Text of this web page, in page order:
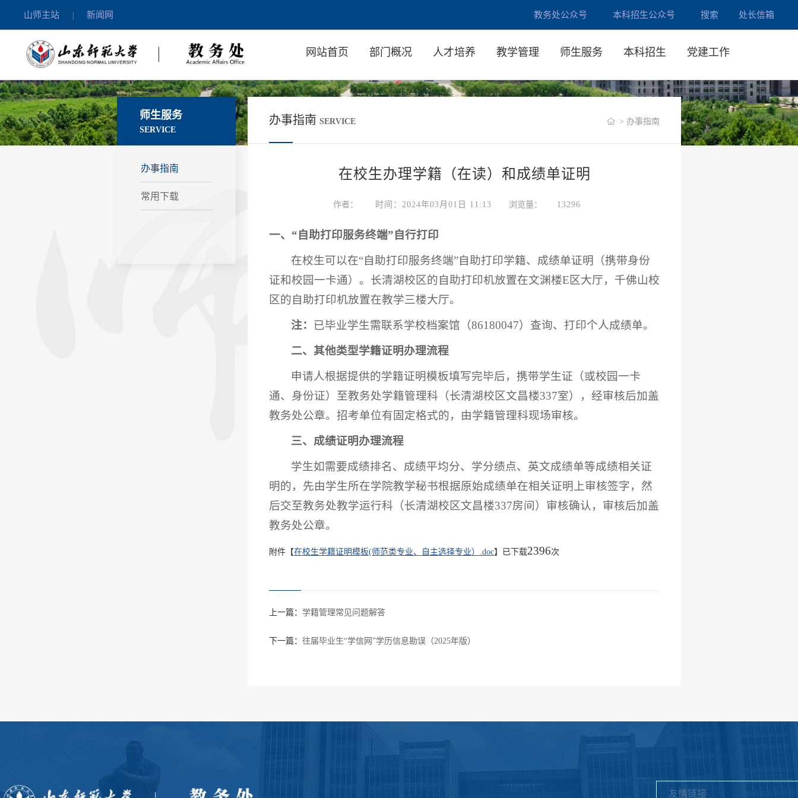
山师主站 | 新闻网 搜索
教务处公众号 本科招生公众号 处长信箱
网站首页 部门概况 人才培养 教学管理 师生服务 本科招生 党建工作
师生服务
SERVICE
办事指南
常用下载
办事指南 SERVICE > 办事指南
在校生办理学籍（在读）和成绩单证明
作者： 时间：2024年03月01日 11:13 浏览量： 13296
一、“自助打印服务终端”自行打印
在校生可以在“自助打印服务终端”自助打印学籍、成绩单证明（携带身份
证和校园一卡通）。长清湖校区的自助打印机放置在文渊楼E区大厅，千佛山校
区的自助打印机放置在教学三楼大厅。
注： 已毕业学生需联系学校档案馆（86180047）查询、打印个人成绩单。
二、其他类型学籍证明办理流程
申请人根据提供的学籍证明模板填写完毕后，携带学生证（或校园一卡
通、身份证）至教务处学籍管理科（长清湖校区文昌楼337室），经审核后加盖
教务处公章。招考单位有固定格式的，由学籍管理科现场审核。
三、成绩证明办理流程
学生如需要成绩排名、成绩平均分、学分绩点、英文成绩单等成绩相关证
明的，先由学生所在学院教学秘书根据原始成绩单在相关证明上审核签字， 然
后交至教务处教学运行科（长清湖校区文昌楼337房间）审核确认，审核后加盖
教务处公章。
附件【在校生学籍证明模板(师范类专业、自主选择专业）.doc】已下载2396次
上一篇： 学籍管理常见问题解答
下一篇： 往届毕业生“学信网”学历信息勘误（2025年版）